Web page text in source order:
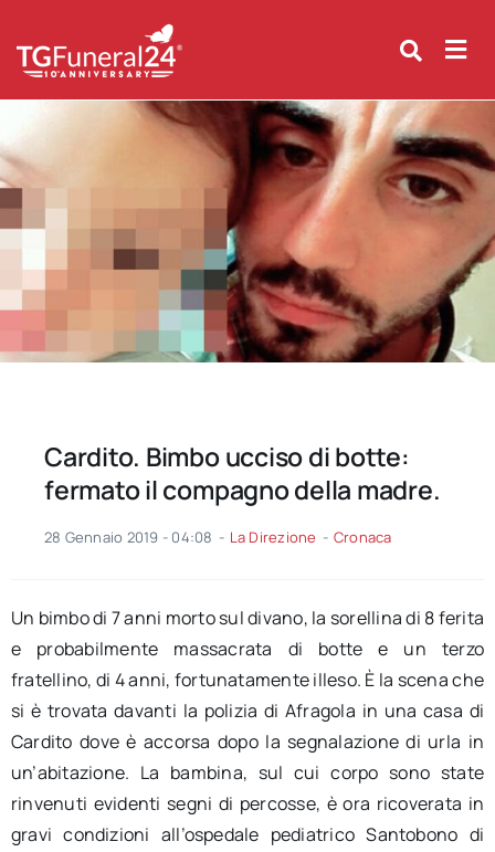
content
Cardito. Bimbo ucciso di botte:
fermato il compagno della madre.
28 Gennaio 2019 - 04:08 - La Direzione - Cronaca
Un bimbo di 7 anni morto sul divano, la sorellina di 8 ferita
e probabilmente massacrata di botte e un terzo
fratellino, di 4 anni, fortunatamente illeso. È la scena che
si è trovata davanti la polizia di Afragola in una casa di
Cardito dove è accorsa dopo la segnalazione di urla in
un’abitazione. La bambina, sul cui corpo sono state
rinvenuti evidenti segni di percosse, è ora ricoverata in
gravi condizioni all’ospedale pediatrico Santobono di